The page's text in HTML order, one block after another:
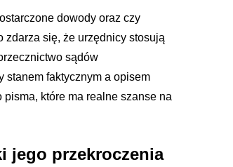
dowody oraz czy
zdarza się, że urzędnicy stosują
sądów
stanem faktycznym a opisem
które ma realne szanse na
jego przekroczenia